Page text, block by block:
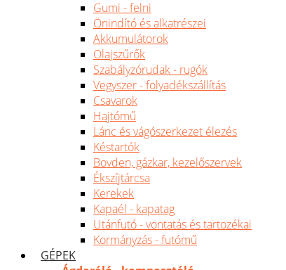
Gumi - felni
Önindító és alkatrészei
Akkumulátorok
Olajszűrők
Szabályzórudak - rugók
Vegyszer - folyadékszállítás
Csavarok
Hajtómű
Lánc és vágószerkezet élezés
Késtartók
Bovden, gázkar, kezelőszervek
Ékszíjtárcsa
Kerekek
Kapaél - kapatag
Utánfutó - vontatás és tartozékai
Kormányzás - futómű
GÉPEK